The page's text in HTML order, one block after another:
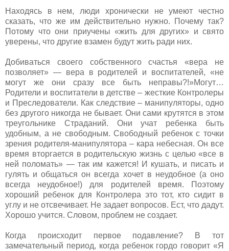
Находясь в нем, люди хронически не умеют честно
сказать, что же им действительно нужно. Почему так?
Потому что они приучены «жить для других» и свято
уверены, что другие взамен будут жить ради них.
Добиваться своего собственного счастья «вера не
позволяет» — вера в родителей и воспитателей, «не
могут же они сразу все быть неправы?!»Могут…
Родители и воспитатели в детстве – жесткие Контролеры
и Преследователи. Как следствие – манипуляторы, одно
без другого никогда не бывает. Они сами крутятся в этом
треугольнике Страданий. Они учат ребенка быть
удобным, а не свободным. Свободный ребенок с точки
зрения родителя-манипулятора – кара небесная. Он все
время вторгается в родительскую жизнь с целью «все в
ней поломать» — так им кажется! И кушать, и писать и
гулять и общаться он всегда хочет в неудобное (а оно
всегда неудобное!) для родителей время. Поэтому
хороший ребенок для Контролера это тот, кто сидит в
углу и не отсвечивает. Не задает вопросов. Ест, что дадут.
Хорошо учится. Словом, проблем не создает.
Когда происходит первое подавление? В тот
замечательный период, когда ребенок гордо говорит «Я